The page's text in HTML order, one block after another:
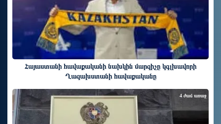
Հայաստանի հավաքականի նախկին մարզիչը կգլխավորի
Ղազախստանի հավաքականը
4 ժամ առաջ